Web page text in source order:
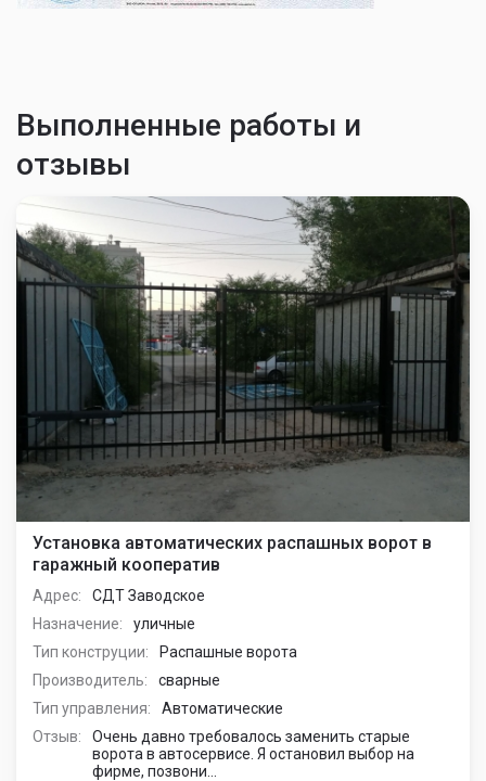
Выполненные работы и
отзывы
Установка автоматических распашных ворот в
гаражный кооператив
Адрес:
СДТ Заводское
Назначение:
уличные
Тип конструции:
Распашные ворота
Производитель:
сварные
Тип управления:
Автоматические
Отзыв:
Очень давно требовалось заменить старые
ворота в автосервисе. Я остановил выбор на
фирме, позвони...